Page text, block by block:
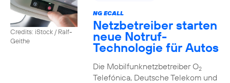
Credits: iStock / Ralf-
Geithe
NG ECALL
Netzbetreiber starten
neue Notruf-
Technologie für Autos
Die Mobilfunknetzbetreiber O2
Telefónica, Deutsche Telekom und